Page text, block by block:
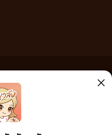
วามใดๆ ทั้งสิ้น ดังนั้นผู้อ่านทุกท่านโปรดใช้
พบข้อความใดๆ ที่ขัดต่อกฎหมายและศีลธรรม
ได้ดำเนินการในทันที ทั้งนี้ ทางเว็บไซต์ขอสงวน
.2558